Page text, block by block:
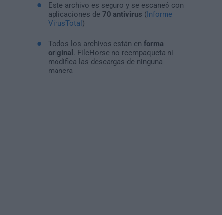
Este archivo es seguro y se escaneó con
aplicaciones de 70 antivirus (Informe
VirusTotal )
Todos los archivos están en forma
original
. FileHorse no reempaqueta ni
modifica las descargas de ninguna
manera